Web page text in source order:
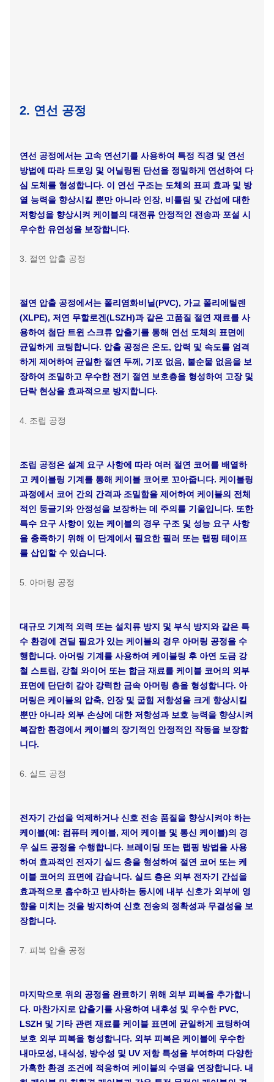
2. 연선 공정
심 도체를 형성합니다. 이 연선 구조는 도체의 표피 효과 및 방
열 능력을 향상시킬 뿐만 아니라 인장, 비틀림 및 간섭에 대한
저항성을 향상시켜 케이블의 대전류 안정적인 전송과 포설 시
우수한 유연성을 보장합니다.
3. 절연 압출 공정
절연 압출 공정에서는 폴리염화비닐(PVC), 가교 폴리에틸렌
균일하게 코팅합니다. 압출 공정은 온도, 압력 및 속도를 엄격
하게 제어하여 균일한 절연 두께, 기포 없음, 불순물 없음을 보
장하여 조밀하고 우수한 전기 절연 보호층을 형성하여 고장 및
단락 현상을 효과적으로 방지합니다.
4. 조립 공정
조립 공정은 설계 요구 사항에 따라 여러 절연 코어를 배열하
과정에서 코어 간의 간격과 조밀함을 제어하여 케이블의 전체
을 충족하기 위해 이 단계에서 필요한 필러 또는 랩핑 테이프
를 삽입할 수 있습니다.
5. 아머링 공정
대규모 기계적 외력 또는 설치류 방지 및 부식 방지와 같은 특
수 환경에 견딜 필요가 있는 케이블의 경우 아머링 공정을 수
철 스트립, 강철 와이어 또는 합금 재료를 케이블 코어의 외부
뿐만 아니라 외부 손상에 대한 저항성과 보호 능력을 향상시켜
복잡한 환경에서 케이블의 장기적인 안정적인 작동을 보장합
니다.
6. 실드 공정